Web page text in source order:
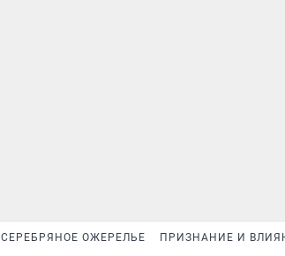
СЕРЕБРЯНОЕ ОЖЕРЕЛЬЕ ПРИЗНАНИЕ И